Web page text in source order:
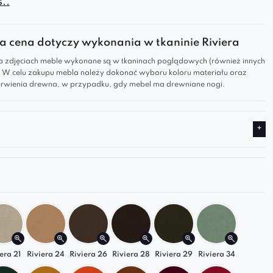
wygląd jak i użytkowe zalety tego
można w samych superlatywach. Larissa łączy
design z najwyższej półki
i formę rodem z
charakteru – od salonu domowego poprzez
komfortowy mebel zawsze sprawi, że
doceniony i dowartościowany.
tkanin zadowolić może najbardziej
odbiorców.
I choć ławki te same w sobie
cena dotyczy wykonania w tkaninie Riviera
zdjęciach meble wykonane są w tkaninach poglądowych (również innych
W celu zakupu mebla należy dokonać wyboru koloru materiału oraz
drewna, w przypadku, gdy mebel ma drewniane nogi.
21 Riviera 24 Riviera 26 Riviera 28 Riviera 29 Riviera 34